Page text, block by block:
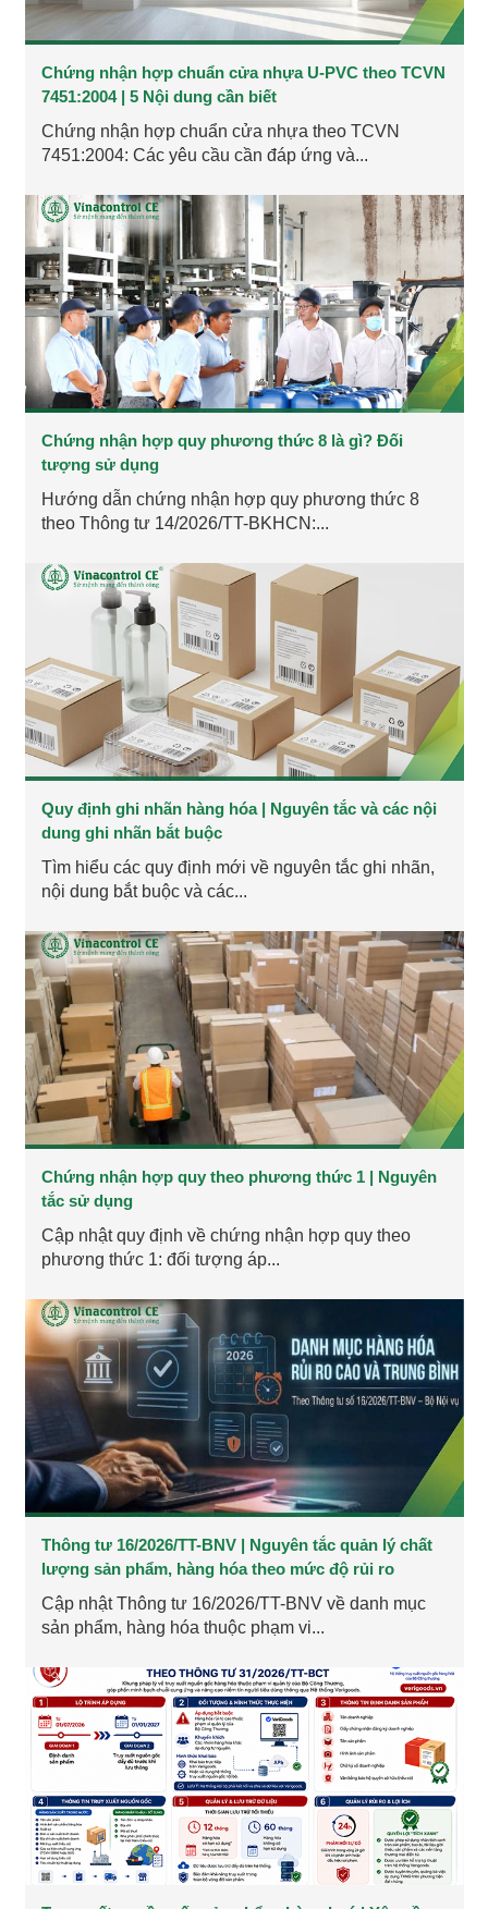
Chứng nhận hợp chuẩn cửa nhựa U-PVC theo TCVN
7451:2004 | 5 Nội dung cần biết
Chứng nhận hợp chuẩn cửa nhựa theo TCVN
7451:2004: Các yêu cầu cần đáp ứng và...
Chứng nhận hợp quy phương thức 8 là gì? Đối
tượng sử dụng
Hướng dẫn chứng nhận hợp quy phương thức 8
theo Thông tư 14/2026/TT-BKHCN:...
Quy định ghi nhãn hàng hóa | Nguyên tắc và các nội
dung ghi nhãn bắt buộc
Tìm hiểu các quy định mới về nguyên tắc ghi nhãn,
nội dung bắt buộc và các...
Chứng nhận hợp quy theo phương thức 1 | Nguyên
tắc sử dụng
Cập nhật quy định về chứng nhận hợp quy theo
phương thức 1: đối tượng áp...
Thông tư 16/2026/TT-BNV | Nguyên tắc quản lý chất
lượng sản phẩm, hàng hóa theo mức độ rủi ro
Cập nhật Thông tư 16/2026/TT-BNV về danh mục
sản phẩm, hàng hóa thuộc phạm vi...